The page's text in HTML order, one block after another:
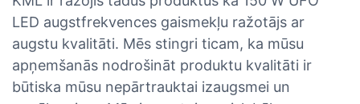
LED augstfrekvences gaismekļu ražotājs ar
augstu kvalitāti. Mēs stingri ticam, ka mūsu
apņemšanās nodrošināt produktu kvalitāti ir
būtiska mūsu nepārtrauktai izaugsmei un